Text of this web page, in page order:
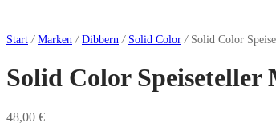
Start / Marken / Dibbern / Solid Color /Solid Color
Solid Color
48,00 €